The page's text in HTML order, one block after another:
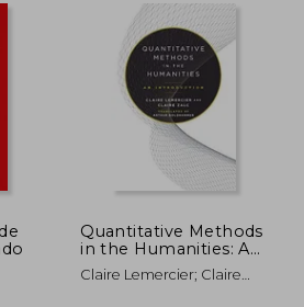
$ 179.50
98.73
45%
dcto. $
Quantitative Methods
in the Humanities: An
Introduction (en
Inglés)
Claire Lemercier; Claire